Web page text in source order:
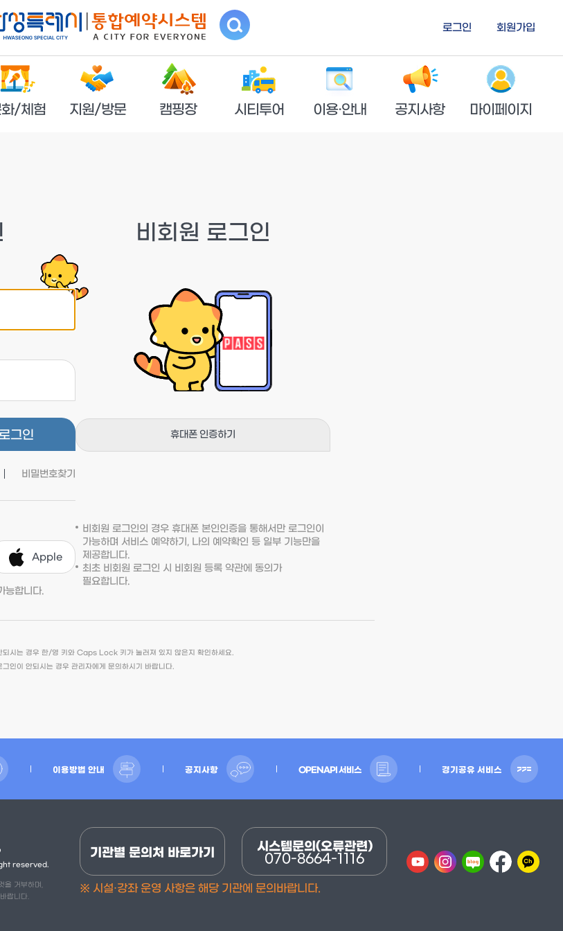
로그인 회원가입
/체험 지원/방문 캠핑장 시티투어 이용·안내 공지사항 마이페이지
로그인
비밀번호찾기
Apple
능합니다.
비회원 로그인
휴대폰 인증하기
비회원 로그인의 경우 휴대폰 본인인증을 통해서만 로그인이
가능하며 서비스 예약하기, 나의 예약확인 등 일부 기능만을
제공합니다.
최초 비회원 로그인 시 비회원 등록 약관에 동의가
필요합니다.
되시는 경우 한/영 키와 Caps Lock 키가 눌러져 있지 않은지 확인하세요.
그인이 안되시는 경우 관리자에게 문의하시기 바랍니다.
이용방법 안내 공지사항 OPENAPI 서비스 경기공유 서비스
reserved.
을 거부하며,
랍니다.
기관별 문의처 바로가기
시스템문의(오류관련)
070-8664-1116
※ 시설·강좌 운영 사항은 해당 기관에 문의바랍니다.